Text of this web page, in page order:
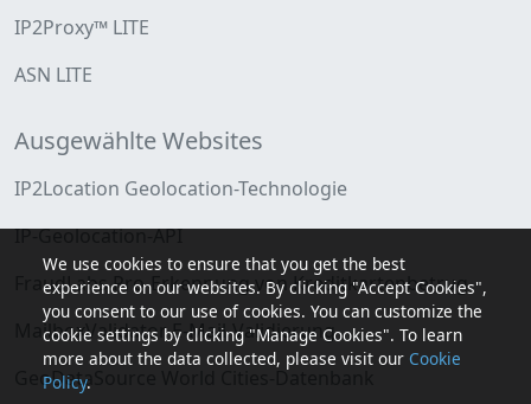
IP2Proxy™ LITE
ASN LITE
Ausgewählte Websites
IP2Location Geolocation-Technologie
IP-Geolocation-API
FraudLabs Pro-Erkennung von Kreditkartenbetrug
MailboxValidator E-Mail-Validierung
GeoDataSource World Cities-Datenbank
We use cookies to ensure that you get the best
experience on our websites. By clicking "Accept Cookies",
you consent to our use of cookies. You can customize the
cookie settings by clicking "Manage Cookies". To learn
more about the data collected, please visit our Cookie
Policy.